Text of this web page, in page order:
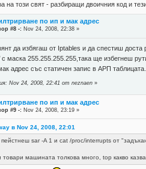
на този свят - разбиращи двоичния код и
по ип и мак адрес
#8 -: Nov 24, 2008, 22:38 »
да избягаш от Iptables и да спестиш доста
маска 255.255.255.255,така ще избегнеш
адрес със статичен запис в АРП таблицата.
Nov 24, 2008, 22:41 от neznaen »
по ип и мак адрес
#9 -: Nov 24, 2008, 23:19 »
в Nov 24, 2008, 22:01
sar -A 1 и cat /proc/interrupts от
товари машината толкова много, top какво